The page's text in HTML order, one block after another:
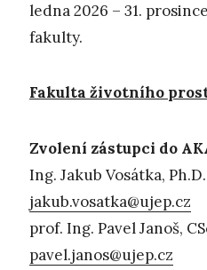
ledna 2026 – 31.
fakulty.
Fakulta životního
Zvolení zástupci do
Ing. Jakub
jakub.vosatka@ujep.cz
prof. Ing. Pavel
pavel.janos@ujep.cz